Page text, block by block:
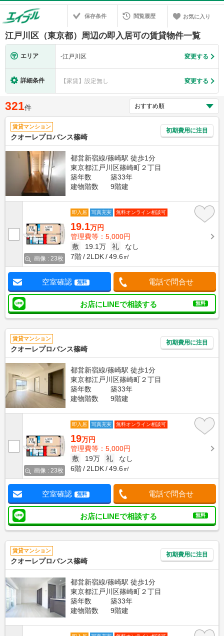
保存条件 閲覧履歴 お気に入り
江戸川区（東京都）周辺の即入居可の賃貸物件一覧
エリア -江戸川区 変更する
詳細条件 【家賃】設定無し 変更する
321件
賃貸マンション
クオーレプロバンス篠崎
初期費用に注目
都営新宿線/篠崎駅 徒歩1分
東京都江戸川区篠崎町２丁目
築年数
築33年
建物階数
9階建
画像 : 23枚
即入居 写真充実 無料オンライン相談可
19.1万円
管理費等：5,000円
敷
19.1万 礼
なし
7階
2LDK 49.6㎡
空室確認 無料 電話で問合せ
お店にLINEで相談する 無料
賃貸マンション
クオーレプロバンス篠崎
初期費用に注目
都営新宿線/篠崎駅 徒歩1分
東京都江戸川区篠崎町２丁目
築年数
築33年
建物階数
9階建
画像 : 23枚
即入居 写真充実 無料オンライン相談可
19万円
管理費等：5,000円
敷
19万 礼
なし
6階
2LDK 49.6㎡
空室確認 無料 電話で問合せ
お店にLINEで相談する 無料
賃貸マンション
クオーレプロバンス篠崎
初期費用に注目
都営新宿線/篠崎駅 徒歩1分
東京都江戸川区篠崎町２丁目
築年数
築33年
建物階数
9階建